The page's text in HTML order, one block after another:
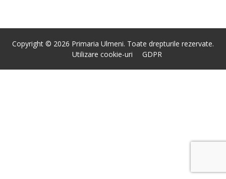
Copyright © 2026 Primaria Ulmeni. Toate drepturile rezervate.
Utilizare cookie-uri
GDPR